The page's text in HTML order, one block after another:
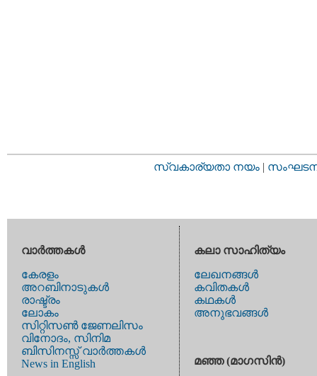
സ്വകാര്യതാ നയം |
വാര്‍ത്തകള്‍
കേരളം
അറബിനാടുകള്‍
രാഷ്ട്രം
ലോകം
സിറ്റിസണ്‍ ജേണലിസം
വിനോദം, സിനിമ
ബിസിനസ്സ് വാര്‍ത്തകള്‍
News in English
കലാ സാഹിത്യം
ലേഖനങ്ങള്‍
കവിതകള്‍
കഥകള്‍
അനുഭവങ്ങള്‍
മഞ്ഞ (മാഗസിന്‍)